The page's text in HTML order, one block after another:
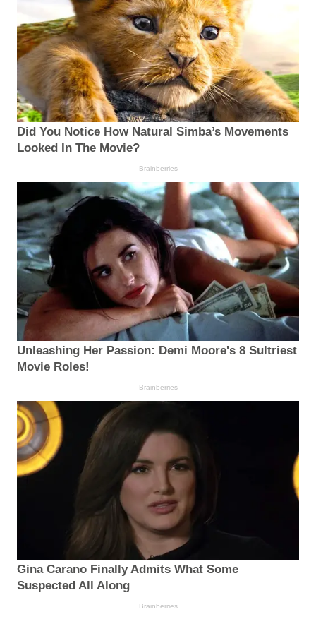
Did You Notice How Natural Simba’s Movements
Looked In The Movie?
Brainberries
Unleashing Her Passion: Demi Moore's 8 Sultriest
Movie Roles!
Brainberries
Gina Carano Finally Admits What Some
Suspected All Along
Brainberries